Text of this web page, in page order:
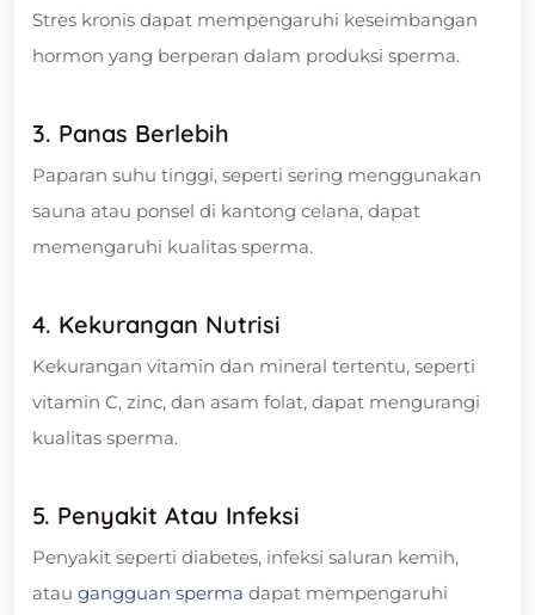
Stres kronis dapat mempengaruhi keseimbangan
hormon yang berperan dalam produksi sperma.
3. Panas Berlebih
Paparan suhu tinggi, seperti sering menggunakan
sauna atau ponsel di kantong celana, dapat
memengaruhi kualitas sperma.
4. Kekurangan Nutrisi
Kekurangan vitamin dan mineral tertentu, seperti
vitamin C, zinc, dan asam folat, dapat mengurangi
kualitas sperma.
5. Penyakit Atau Infeksi
Penyakit seperti diabetes, infeksi saluran kemih,
atau gangguan sperma dapat mempengaruhi